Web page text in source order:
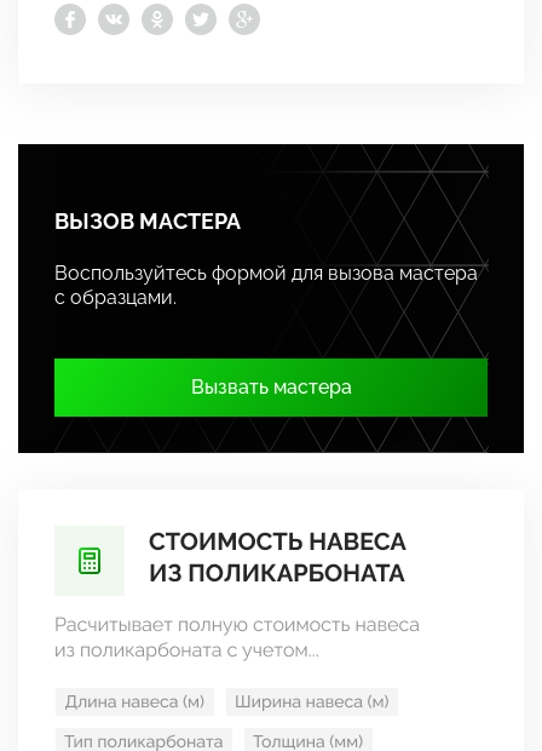
ВЫЗОВ МАСТЕРА
Воспользуйтесь формой для вызова мастера
с образцами.
Вызвать мастера